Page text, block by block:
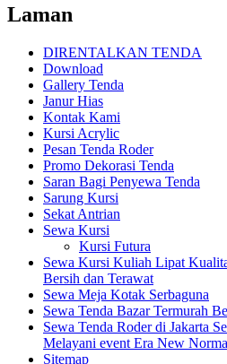
Laman
DIRENTALKAN TENDA
Download
Gallery Tenda
Janur Hias
Kontak Kami
Kursi Acrylic
Pesan Tenda Roder
Promo Dekorasi Tenda
Saran Bagi Penyewa Tenda
Sarung Kursi
Sekat Antrian
Sewa Kursi
Kursi Futura
Sewa Kursi Kuliah Lipat
Bersih dan Terawat
Sewa Meja Kotak Serbaguna
Sewa Tenda Bazar Termurah
Sewa Tenda Roder di Jakarta
Melayani event Era New
Sitemap